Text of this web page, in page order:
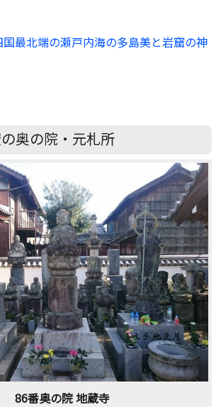
国最北端の瀬戸内海の多島美と岩窟の神
奥の院・元札所
86番奥の院 地蔵寺